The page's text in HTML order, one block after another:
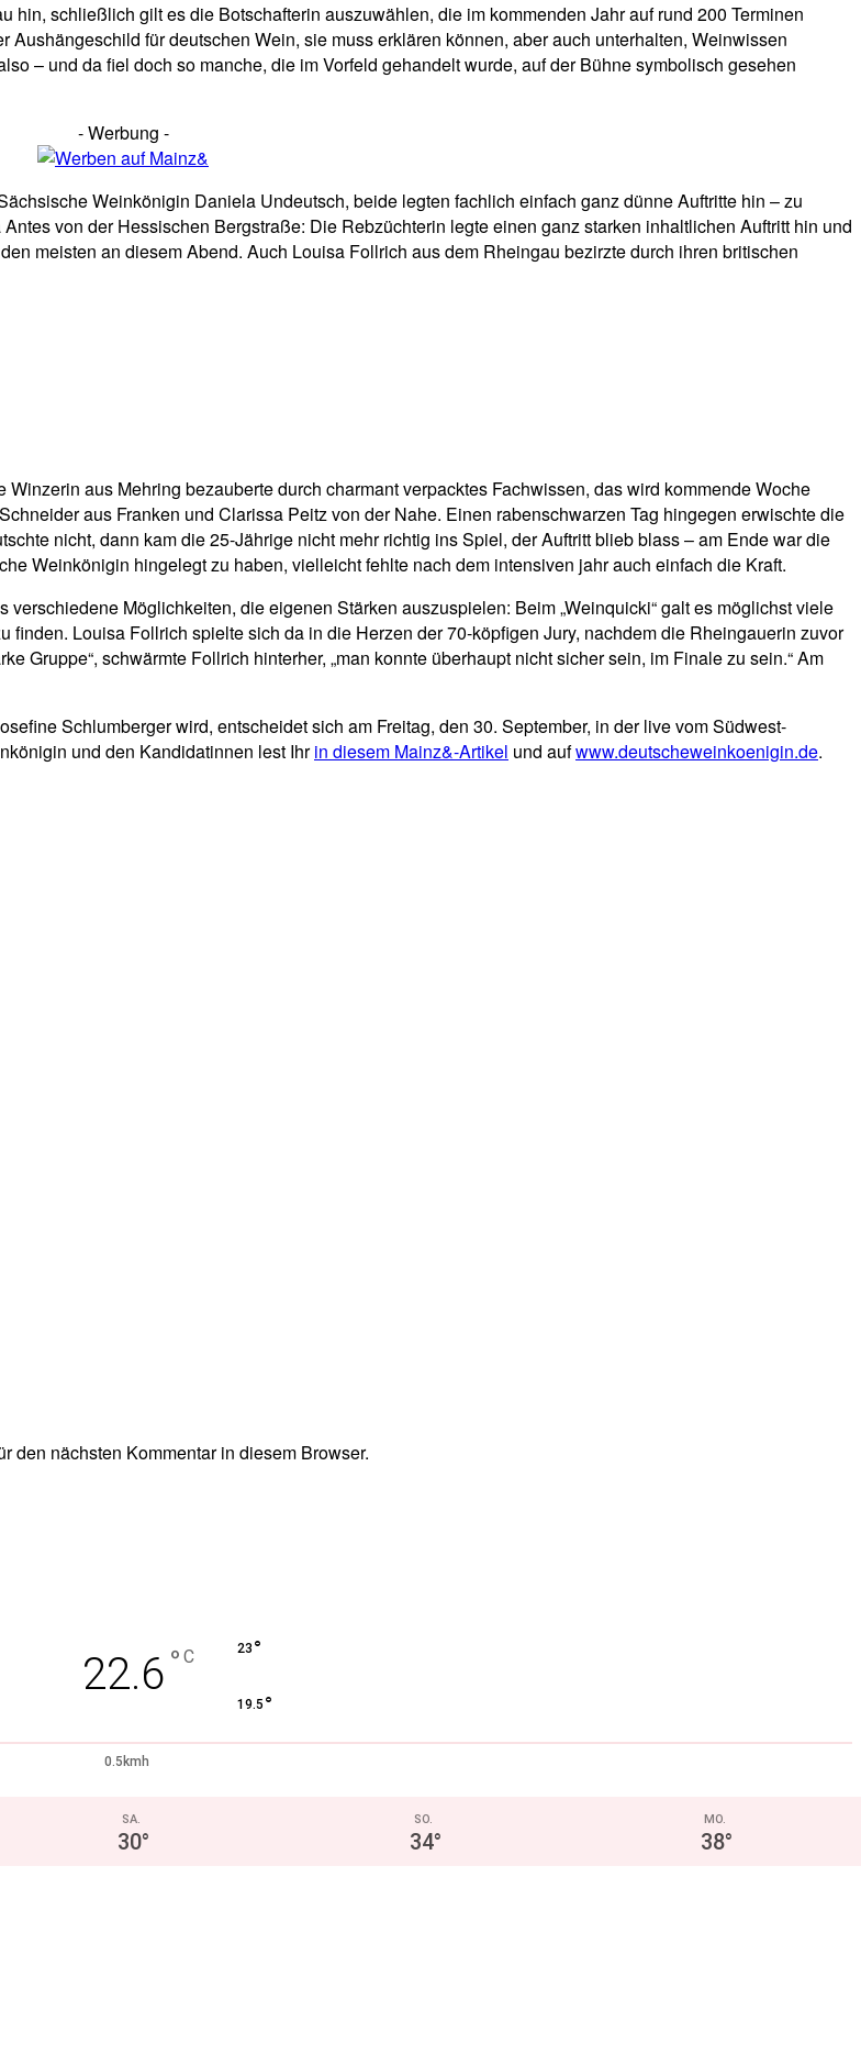
schließlich gilt es die Botschafterin auszuwählen, die im kommenden Jahr auf rund 200 Terminen
für deutschen Wein, sie muss erklären können, aber auch unterhalten, Weinwissen
– und da fiel doch so manche, die im Vorfeld gehandelt wurde, auf der Bühne symbolisch gesehen
- Werbung -
Weinkönigin Daniela Undeutsch, beide legten fachlich einfach ganz dünne Auftritte hin – zu
von der Hessischen Bergstraße: Die Rebzüchterin legte einen ganz starken inhaltlichen Auftritt hin und
meisten an diesem Abend. Auch Louisa Follrich aus dem Rheingau bezirzte durch ihren britischen
aus Mehring bezauberte durch charmant verpacktes Fachwissen, das wird kommende Woche
aus Franken und Clarissa Peitz von der Nahe. Einen rabenschwarzen Tag hingegen erwischte die
nicht, dann kam die 25-Jährige nicht mehr richtig ins Spiel, der Auftritt blieb blass – am Ende war die
Weinkönigin hingelegt zu haben, vielleicht fehlte nach dem intensiven jahr auch einfach die Kraft.
Möglichkeiten, die eigenen Stärken auszuspielen: Beim „Weinquicki“ galt es möglichst viele
Louisa Follrich spielte sich da in die Herzen der 70-köpfigen Jury, nachdem die Rheingauerin zuvor
Gruppe“, schwärmte Follrich hinterher, „man konnte überhaupt nicht sicher sein, im Finale zu sein.“ Am
Schlumberger wird, entscheidet sich am Freitag, den 30. September, in der live vom Südwest-
und den Kandidatinnen lest Ihrin diesem Mainz&-Artikel und aufwww.deutscheweinkoenigin.de.
den nächsten Kommentar in diesem Browser.
22.6 ° C 23 °
19.5 °
0.5kmh
SA.
30°
SO.
34°
MO.
38°